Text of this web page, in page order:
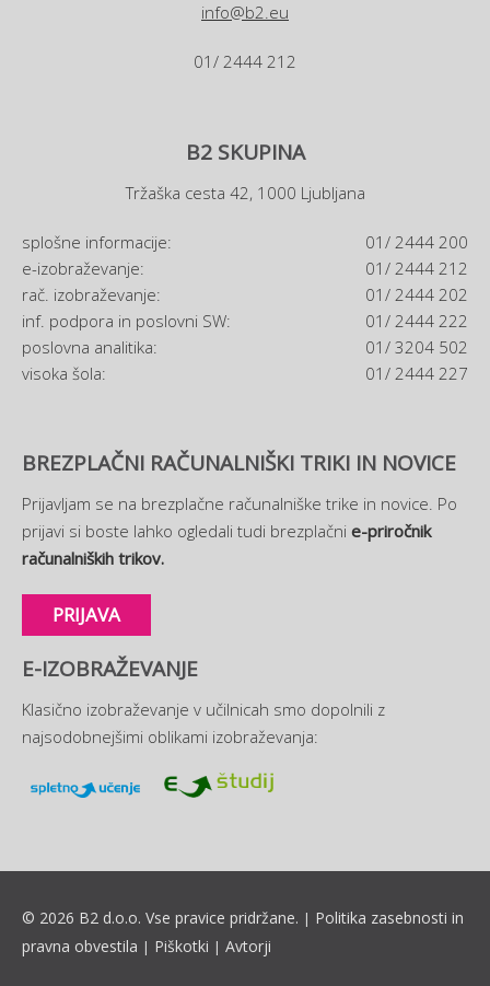
info@b2.eu
01/ 2444 212
B2 SKUPINA
Tržaška cesta 42, 1000 Ljubljana
splošne informacije:
01/ 2444 200
e-izobraževanje:
01/ 2444 212
rač. izobraževanje:
01/ 2444 202
inf. podpora in poslovni SW:
01/ 2444 222
poslovna analitika:
01/ 3204 502
visoka šola:
01/ 2444 227
BREZPLAČNI RAČUNALNIŠKI TRIKI IN NOVICE
Prijavljam se na brezplačne računalniške trike in novice. Po
prijavi si boste lahko ogledali tudi brezplačni e-priročnik
računalniških trikov.
PRIJAVA
E-IZOBRAŽEVANJE
Klasično izobraževanje v učilnicah smo dopolnili z
najsodobnejšimi oblikami izobraževanja:
© 2026 B2 d.o.o. Vse pravice pridržane. | Politika zasebnosti in
pravna obvestila | Piškotki | Avtorji